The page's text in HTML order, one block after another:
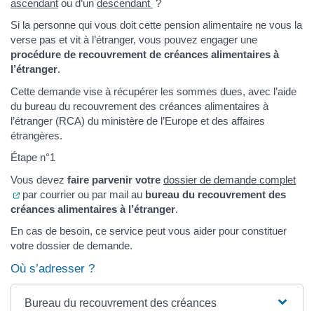
ascendant ou d’un descendant ?
Si la personne qui vous doit cette pension alimentaire ne vous la
verse pas et vit à l’étranger, vous pouvez engager une
procédure de recouvrement de créances alimentaires à
l’étranger.
Cette demande vise à récupérer les sommes dues, avec l’aide
du bureau du recouvrement des créances alimentaires à
l’étranger (RCA) du ministère de l’Europe et des affaires
étrangères.
Étape n°1
Vous devez faire parvenir votre dossier de demande complet
(ouverture dans un nouvel onglet)
par courrier ou par mail au bureau du recouvrement des
créances alimentaires à l’étranger.
En cas de besoin, ce service peut vous aider pour constituer
votre dossier de demande.
Où s’adresser ?
Bureau du recouvrement des créances